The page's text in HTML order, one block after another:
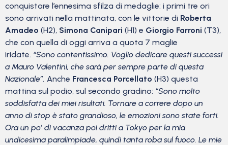
conquistare l’ennesima sfilza di medaglie: i primi tre ori
sono arrivati nella mattinata, con le vittorie di Roberta
Amadeo (H2), Simona Canipari (H1) e Giorgio Farroni (T3),
che con quella di oggi arriva a quota 7 maglie
iridate. “Sono contentissimo. Voglio dedicare questi successi
a Mauro Valentini, che sarà per sempre parte di questa
Nazionale”. Anche Francesca Porcellato (H3) questa
mattina sul podio, sul secondo gradino: “Sono molto
soddisfatta dei miei risultati. Tornare a correre dopo un
anno di stop è stato grandioso, le emozioni sono state forti.
Ora un po’ di vacanza poi dritti a Tokyo per la mia
undicesima paralimpiade, quindi tanta roba sul fuoco. Le mie